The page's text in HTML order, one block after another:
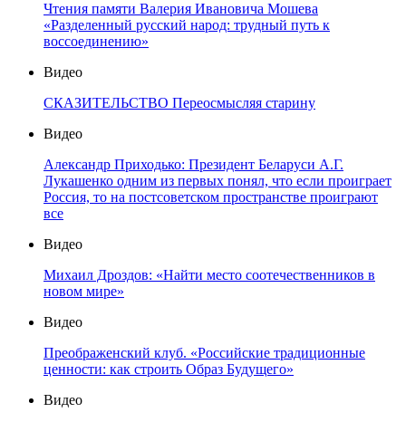
Чтения памяти Валерия Ивановича Мошева
«Разделенный русский народ: трудный путь к
воссоединению»
Видео
СКАЗИТЕЛЬСТВО Переосмысляя старину
Видео
Александр Приходько: Президент Беларуси А.Г.
Лукашенко одним из первых понял, что если проиграет
Россия, то на постсоветском пространстве проиграют
все
Видео
Михаил Дроздов: «Найти место соотечественников в
новом мире»
Видео
Преображенский клуб. «Российские традиционные
ценности: как строить Образ Будущего»
Видео